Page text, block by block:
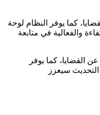
كما يوفر النظام لوحة
والفعالية في متابعة
القضايا، كما يوفر
سيعزز